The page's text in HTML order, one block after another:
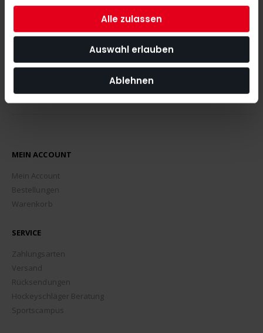
Alle zulassen
Auswahl erlauben
Ablehnen
angeht.
ABONNIEREN
MEIN ACCOUNT
Mein Account
Bestellungen
Warenkorb
SERVICE
Zahlungsarten
Versand
Rücksendungen
Hockeyschläger Beratung
Sportscampus